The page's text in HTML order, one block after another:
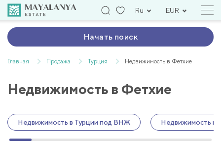
Ru EUR
Начать поиск
Главная Продажа Турция Недвижимость в Фетхие
Недвижимость в Фетхие
Недвижимость в Турции под ВНЖ Недвижимость в